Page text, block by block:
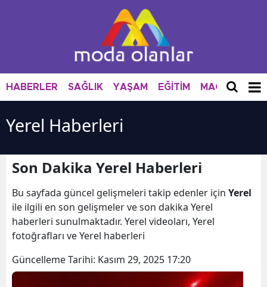
HABERLER SAĞLIK YAŞAM EĞİTİM MAGAZİN
Yerel Haberleri
Son Dakika Yerel Haberleri
Bu sayfada güncel gelişmeleri takip edenler için Yerel
ile ilgili en son gelişmeler ve son dakika Yerel
haberleri sunulmaktadır. Yerel videoları, Yerel
fotoğrafları ve Yerel haberleri
Güncelleme Tarihi: Kasım 29, 2025 17:20